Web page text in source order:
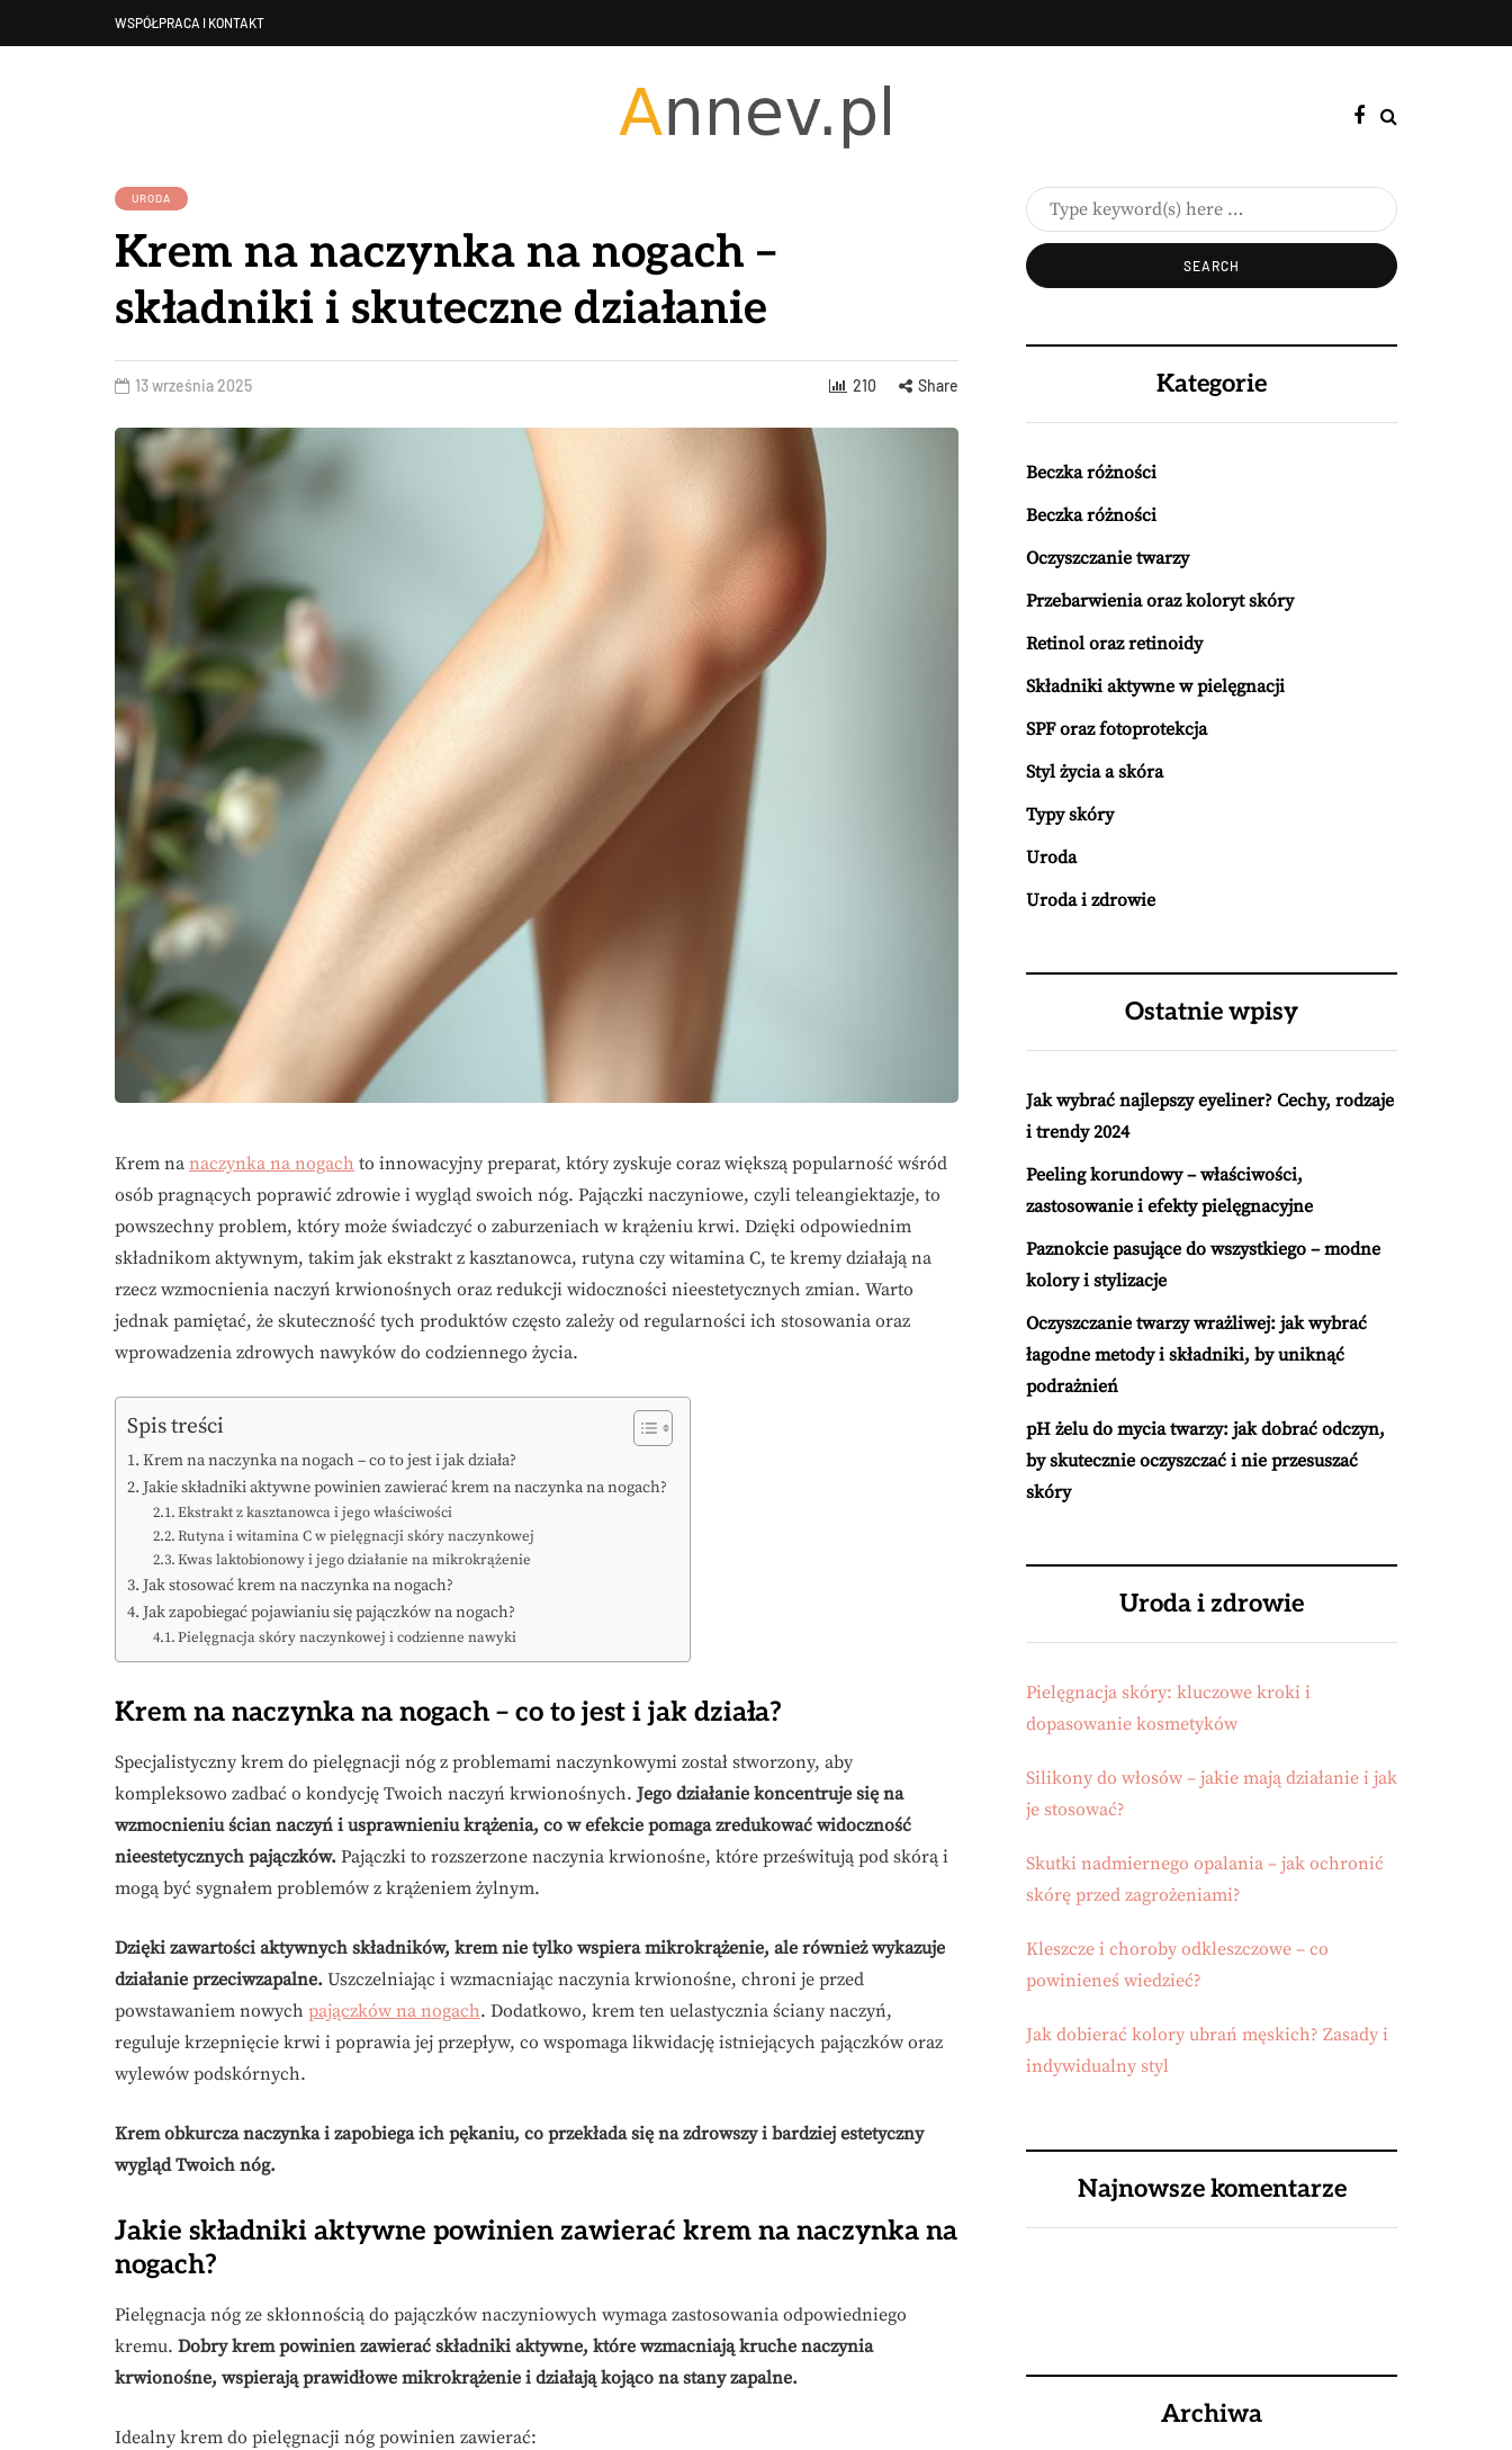
WSPÓŁPRACA I KONTAKT
URODA
Krem na naczynka na nogach –
składniki i skuteczne działanie
13 września 2025 210 Share
Krem na naczynka na nogach to innowacyjny preparat, który zyskuje coraz większą popularność wśród
osób pragnących poprawić zdrowie i wygląd swoich nóg. Pajączki naczyniowe, czyli teleangiektazje, to
powszechny problem, który może świadczyć o zaburzeniach w krążeniu krwi. Dzięki odpowiednim
składnikom aktywnym, takim jak ekstrakt z kasztanowca, rutyna czy witamina C, te kremy działają na
rzecz wzmocnienia naczyń krwionośnych oraz redukcji widoczności nieestetycznych zmian. Warto
jednak pamiętać, że skuteczność tych produktów często zależy od regularności ich stosowania oraz
wprowadzenia zdrowych nawyków do codziennego życia.
Spis treści
Krem na naczynka na nogach – co to jest i jak działa?
Jakie składniki aktywne powinien zawierać krem na naczynka na nogach?
Ekstrakt z kasztanowca i jego właściwości
Rutyna i witamina C w pielęgnacji skóry naczynkowej
Kwas laktobionowy i jego działanie na mikrokrążenie
Jak stosować krem na naczynka na nogach?
Jak zapobiegać pojawianiu się pajączków na nogach?
Pielęgnacja skóry naczynkowej i codzienne nawyki
Krem na naczynka na nogach – co to jest i jak działa?
Specjalistyczny krem do pielęgnacji nóg z problemami naczynkowymi został stworzony, aby
kompleksowo zadbać o kondycję Twoich naczyń krwionośnych.Jego działanie koncentruje się na
wzmocnieniu ścian naczyń i usprawnieniu krążenia, co w efekcie pomaga zredukować widoczność
nieestetycznych pajączków. Pajączki to rozszerzone naczynia krwionośne, które prześwitują pod skórą i
mogą być sygnałem problemów z krążeniem żylnym.
Dzięki zawartości aktywnych składników, krem nie tylko wspiera mikrokrążenie, ale również wykazuje
działanie przeciwzapalne. Uszczelniając i wzmacniając naczynia krwionośne, chroni je przed
powstawaniem nowych pajączków na nogach. Dodatkowo, krem ten uelastycznia ściany naczyń,
reguluje krzepnięcie krwi i poprawia jej przepływ, co wspomaga likwidację istniejących pajączków oraz
wylewów podskórnych.
Krem obkurcza naczynka i zapobiega ich pękaniu, co przekłada się na zdrowszy i bardziej estetyczny
wygląd Twoich nóg.
Jakie składniki aktywne powinien zawierać krem na naczynka na
nogach?
Pielęgnacja nóg ze skłonnością do pajączków naczyniowych wymaga zastosowania odpowiedniego
kremu. Dobry krem powinien zawierać składniki aktywne, które wzmacniają kruche naczynia
krwionośne, wspierają prawidłowe mikrokrążenie i działają kojąco na stany zapalne.
Idealny krem do pielęgnacji nóg powinien zawierać:
Kategorie
Beczka różności
Beczka różności
Oczyszczanie twarzy
Przebarwienia oraz koloryt skóry
Retinol oraz retinoidy
Składniki aktywne w pielęgnacji
SPF oraz fotoprotekcja
Styl życia a skóra
Typy skóry
Uroda
Uroda i zdrowie
Ostatnie wpisy
Jak wybrać najlepszy eyeliner? Cechy, rodzaje
i trendy 2024
Peeling korundowy – właściwości,
zastosowanie i efekty pielęgnacyjne
Paznokcie pasujące do wszystkiego – modne
kolory i stylizacje
Oczyszczanie twarzy wrażliwej: jak wybrać
łagodne metody i składniki, by uniknąć
podrażnień
pH żelu do mycia twarzy: jak dobrać odczyn,
by skutecznie oczyszczać i nie przesuszać
skóry
Uroda i zdrowie
Pielęgnacja skóry: kluczowe kroki i
dopasowanie kosmetyków
Silikony do włosów – jakie mają działanie i jak
je stosować?
Skutki nadmiernego opalania – jak ochronić
skórę przed zagrożeniami?
Kleszcze i choroby odkleszczowe – co
powinieneś wiedzieć?
Jak dobierać kolory ubrań męskich? Zasady i
indywidualny styl
Najnowsze komentarze
Archiwa